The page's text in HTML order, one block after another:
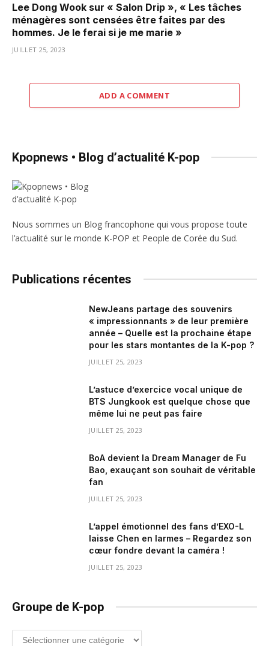
Lee Dong Wook sur « Salon Drip », « Les tâches
ménagères sont censées être faites par des
hommes. Je le ferai si je me marie »
JUILLET 25, 2023
ADD A COMMENT
Kpopnews • Blog d’actualité K-pop
Nous sommes un Blog francophone qui vous propose toute
l’actualité sur le monde K-POP et People de Corée du Sud.
Publications récentes
NewJeans partage des souvenirs
« impressionnants » de leur première
année – Quelle est la prochaine étape
pour les stars montantes de la K-pop ?
JUILLET 25, 2023
L’astuce d’exercice vocal unique de
BTS Jungkook est quelque chose que
même lui ne peut pas faire
JUILLET 25, 2023
BoA devient la Dream Manager de Fu
Bao, exauçant son souhait de véritable
fan
JUILLET 25, 2023
L’appel émotionnel des fans d’EXO-L
laisse Chen en larmes – Regardez son
cœur fondre devant la caméra !
JUILLET 25, 2023
Groupe de K-pop
Groupe